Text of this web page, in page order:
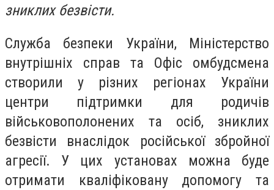
зниклих безвісти.
Служба безпеки України, Міністерство
внутрішніх справ та Офіс омбудсмена
створили у різних регіонах України
центри підтримки для родичів
військовополонених та осіб, зниклих
безвісти внаслідок російської збройної
агресії. У цих установах можна буде
отримати кваліфіковану допомогу та